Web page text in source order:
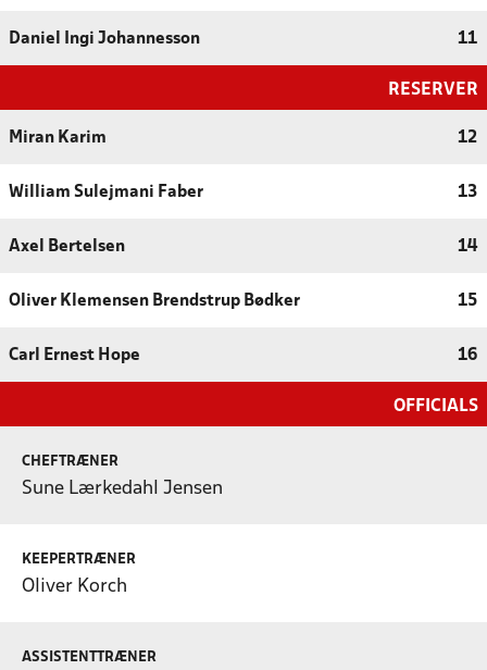
Daniel Ingi Johannesson 11
RESERVER
Miran Karim 12
William Sulejmani Faber 13
Axel Bertelsen 14
Oliver Klemensen Brendstrup Bødker 15
Carl Ernest Hope 16
OFFICIALS
CHEFTRÆNER
Sune Lærkedahl Jensen
KEEPERTRÆNER
Oliver Korch
ASSISTENTTRÆNER